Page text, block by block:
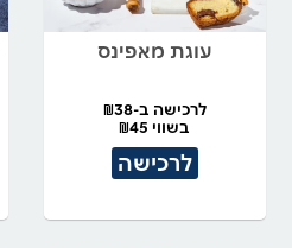
עוגת מאפינס
לרכישה ב-₪38
בשווי ₪45
לרכישה